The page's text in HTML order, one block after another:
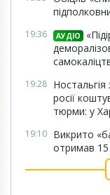
19:36 АУДІО
19:28
росії
тюрми: у
19:10 Викрито
отримав 15